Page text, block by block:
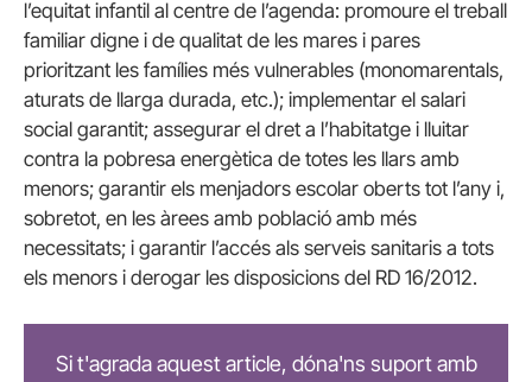
l’equitat infantil al centre de l’agenda: promoure el treball
familiar digne i de qualitat de les mares i pares
prioritzant les famílies més vulnerables (monomarentals,
aturats de llarga durada, etc.); implementar el salari
social garantit; assegurar el dret a l’habitatge i lluitar
contra la pobresa energètica de totes les llars amb
menors; garantir els menjadors escolar oberts tot l’any i,
sobretot, en les àrees amb població amb més
necessitats; i garantir l’accés als serveis sanitaris a tots
els menors i derogar les disposicions del RD 16/2012.
Si t'agrada aquest article, dóna'ns suport amb